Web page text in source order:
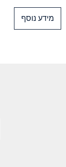
מידע נוסף